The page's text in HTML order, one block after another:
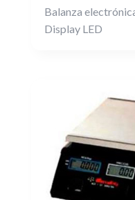
Balanza
Display LED